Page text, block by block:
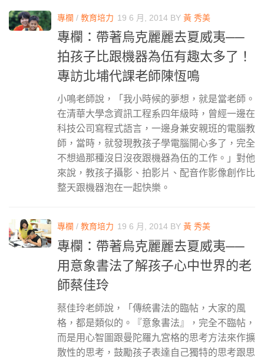
專欄 / 教育培力 19 6 月, 2014 BY 黃 秀美
專欄：帶著烏克麗麗去夏威夷──
拍孩子比跟機器為伍有趣太多了！
專訪北埔代課老師陳恆鳴
小鳴老師說，「我小時候的夢想，就是當老師。
在清華大學念資訊工程系四年級時，曾經一邊在
科技公司寫程式語言，一邊身兼安親班的電腦教
師，當時，就發現教孩子學電腦開心多了，完全
不想過那種沒日沒夜跟機器為伍的工作。」對他
來說，教孩子攝影、拍影片、配音作影像創作比
整天跟機器泡在一起快樂。
專欄 / 教育培力 19 6 月, 2014 BY 黃 秀美
專欄：帶著烏克麗麗去夏威夷──
用意象書法了解孩子心中世界的老
師蔡佳玲
蔡佳玲老師說，「傳統書法的臨帖，大家的風
格，都是類似的。『意象書法』，完全不臨帖，
而是用心智圖跟曼陀羅九宮格的思考方法來作擴
散性的思考，鼓勵孩子表達自己獨特的思考跟思